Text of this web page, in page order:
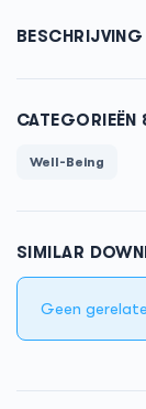
BESCHRIJVING
CATEGORIEËN
Well-Being
SIMILAR
Geen